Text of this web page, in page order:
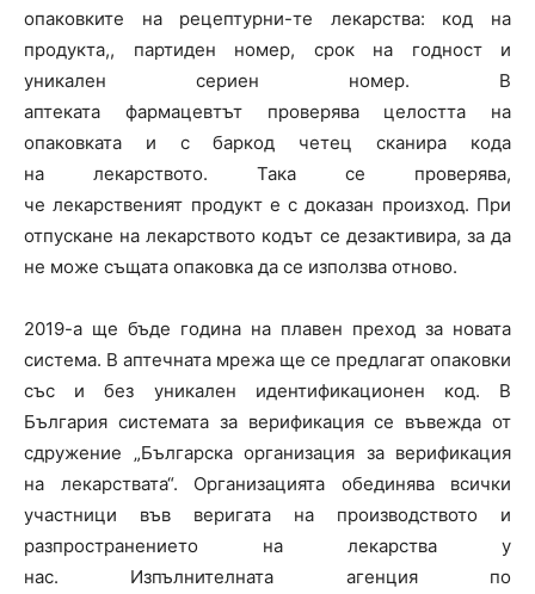
опаковките на рецептурни-те лекарства: код на
продукта,, партиден номер, срок на годност и
уникален сериен номер. В
аптеката фармацевтът проверява целостта на
опаковката и с баркод четец сканира кода
на лекарството. Така се проверява,
че лекарственият продукт е с доказан произход. При
отпускане на лекарството кодът се дезактивира, за да
не може същата опаковка да се използва отново.
2019-а ще бъде година на плавен преход за новата
система. В аптечната мрежа ще се предлагат опаковки
със и без уникален идентификационен код. В
България системата за верификация се въвежда от
сдружение „Българска организация за верификация
на лекарствата“. Организацията обединява всички
участници във веригата на производството и
разпространението на лекарства у
нас. Изпълнителната агенция по